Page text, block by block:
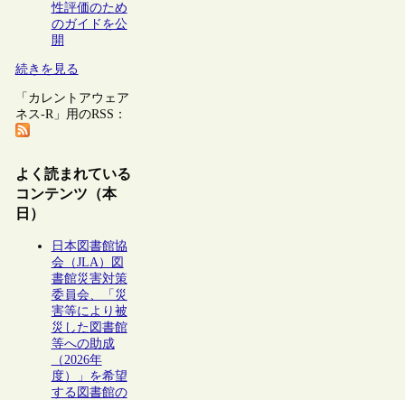
性評価のため
のガイドを公
開
続きを見る
「カレントアウェア
ネス-R」用のRSS：
よく読まれている
コンテンツ（本
日）
日本図書館協
会（JLA）図
書館災害対策
委員会、「災
害等により被
災した図書館
等への助成
（2026年
度）」を希望
する図書館の